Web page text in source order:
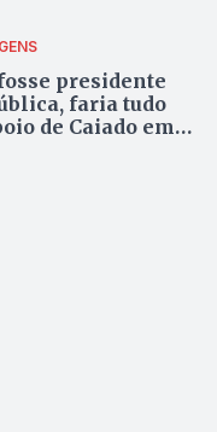
presidente
faria tudo
de Caiado em